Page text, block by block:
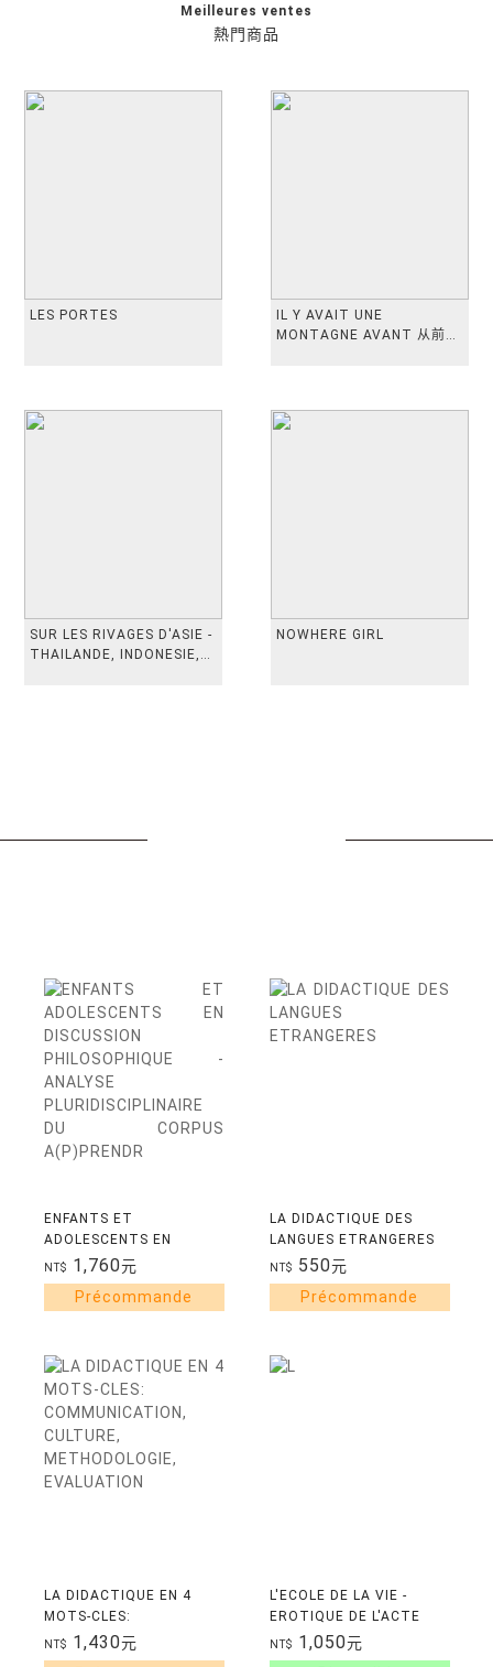
熱門商品
Meilleures ventes
LES PORTES
IL Y AVAIT UNE
MONTAGNE AVANT 从前有
SUR LES RIVAGES D'ASIE -
THAILANDE, INDONESIE,
NOWHERE GIRL
ENFANTS ET
ADOLESCENTS EN
DISCUSSION
PHILOSOPHIQUE -
ANALYSE
NT$ 1,760元
LA DIDACTIQUE DES
LANGUES ETRANGERES
NT$ 550元
LA DIDACTIQUE EN 4
MOTS-CLES:
COMMUNICATION,
CULTURE,
NT$ 1,430元
L'ECOLE DE LA VIE -
EROTIQUE DE L'ACTE
D'APPRENDRE
NT$ 1,050元